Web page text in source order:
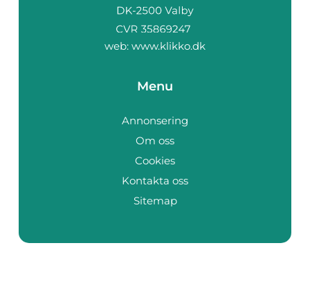
web: www.klikko.dk
Menu
Annonsering
Om oss
Cookies
Kontakta oss
Sitemap